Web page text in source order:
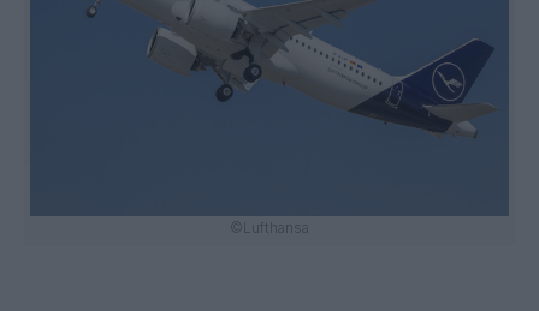
©Lufthansa